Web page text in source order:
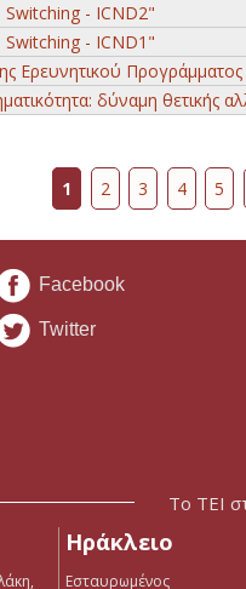
Switching - ICND2"
Switching - ICND1"
Ερευνητικού Προγράμματος
δύναμη θετικής
1 2 3 4 5
Facebook
Twitter
Το ΤΕΙ
Ηράκλειο
Εσταυρωμένος